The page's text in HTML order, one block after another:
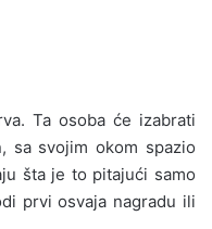
Ta osoba će izabrati
sa svojim okom spazio
šta je to pitajući samo
prvi osvaja nagradu ili